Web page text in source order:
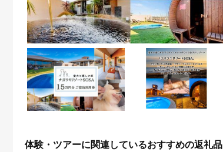
体験・ツアーに関連しているおすすめの返礼品